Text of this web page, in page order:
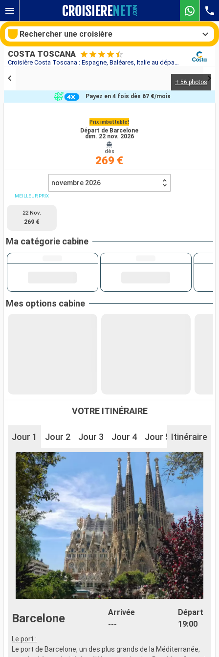
Croisière Costa Toscana : Espagne, Baléares, Italie au départ de Barcelone
COSTA TOSCANA
+ 56 photos
Prix imbattable!
Départ de Barcelone
dim. 22 nov. 2026
dès
269 €
Payez en 4 fois dès 67 €/mois
novembre 2026
MEILLEUR PRIX
22 Nov.
269 €
Ma catégorie cabine
Mes options cabine
VOTRE ITINÉRAIRE
Jour 1 Jour 2 Jour 3 Jour 4 Jour 5 Itinéraire
Barcelone
Arrivée
---
Départ
19:00
Le port :
Le port de Barcelone, un des plus grands de la Méditerranée,
Rechercher une croisière
Compagnies
Rechercher